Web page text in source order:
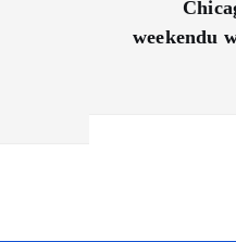
weekendu